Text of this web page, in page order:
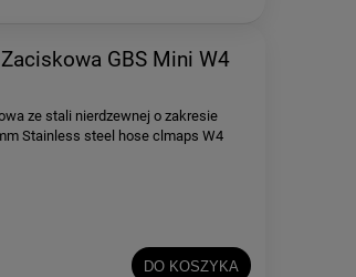
GBS Mini W4
ze stali nierdzewnej o zakresie
Stainless steel hose clmaps W4
DO KOSZYKA